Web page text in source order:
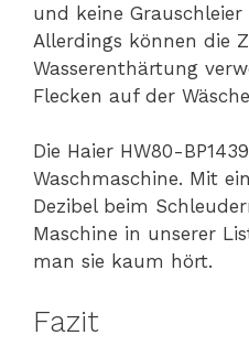
und keine
Allerdings können die
Wasserenthärtung
Flecken auf der
Die Haier HW80-
Waschmaschine. Mit
Dezibel beim
Maschine in unserer
man sie kaum hört.
Fazit